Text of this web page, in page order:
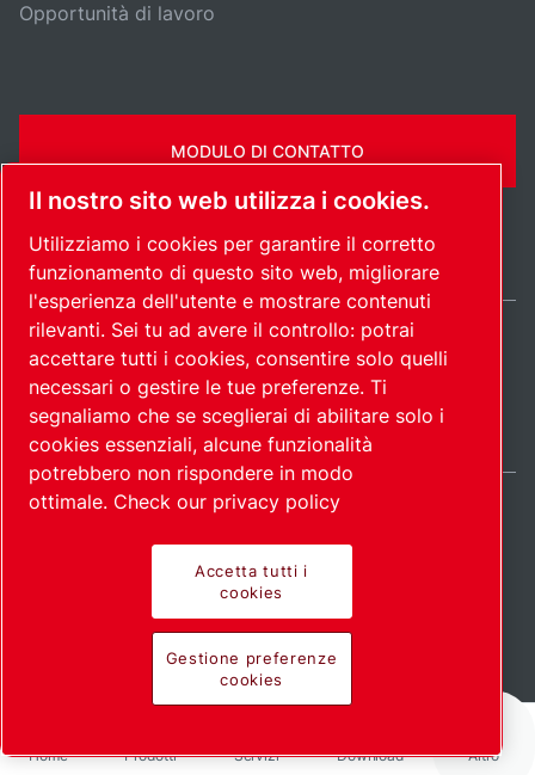
Home Prodotti Servizi Download Altro
Opportunità di lavoro
MODULO DI CONTATTO
Mappa del
sito
Gestione preferenze
cookies
© 2026
Copyright.
Italy / IT
Prodotti all'avanguardia.
Applicazione con
passione.
Il nostro sito web utilizza i cookies.
Utilizziamo i cookies per garantire il corretto
funzionamento di questo sito web, migliorare
l'esperienza dell'utente e mostrare contenuti
rilevanti. Sei tu ad avere il controllo: potrai
accettare tutti i cookies, consentire solo quelli
necessari o gestire le tue preferenze. Ti
segnaliamo che se sceglierai di abilitare solo i
cookies essenziali, alcune funzionalità
potrebbero non rispondere in modo
ottimale. Check our privacy policy
Accetta tutti i
cookies
Gestione preferenze
cookies